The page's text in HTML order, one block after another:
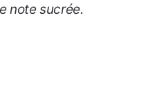
note sucrée.